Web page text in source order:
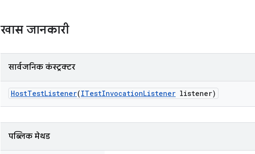
खास जानकारी
सार्वजनिक कंस्ट्रक्टर
HostTestListener(ITestInvocationListener listener)
पब्लिक मेथड